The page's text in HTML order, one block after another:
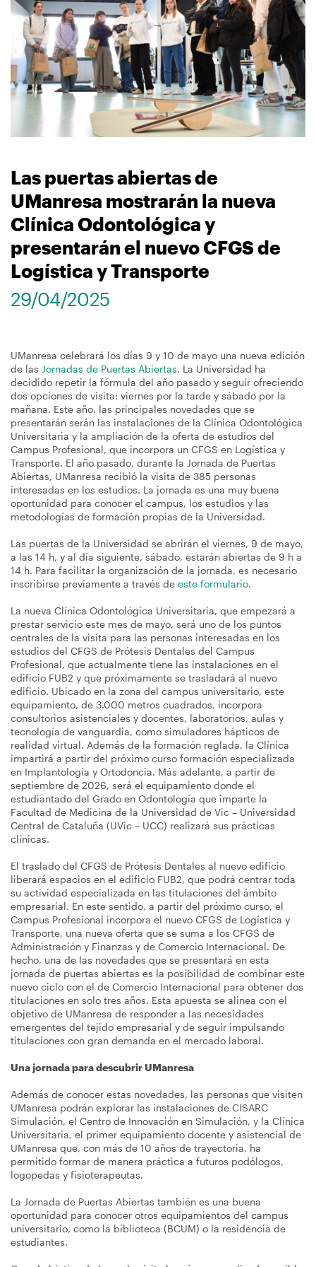
navegación
Las puertas abiertas de
UManresa mostrarán la nueva
Clínica Odontológica y
presentarán el nuevo CFGS de
Logística y Transporte
29/04/2025
UManresa celebrará los días 9 y 10 de mayo una nueva edición
de las Jornadas de Puertas Abiertas. La Universidad ha
decidido repetir la fórmula del año pasado y seguir ofreciendo
dos opciones de visita: viernes por la tarde y sábado por la
mañana. Este año, las principales novedades que se
presentarán serán las instalaciones de la Clínica Odontológica
Universitaria y la ampliación de la oferta de estudios del
Campus Profesional, que incorpora un CFGS en Logística y
Transporte. El año pasado, durante la Jornada de Puertas
Abiertas, UManresa recibió la visita de 385 personas
interesadas en los estudios. La jornada es una muy buena
oportunidad para conocer el campus, los estudios y las
metodologías de formación propias de la Universidad.
Las puertas de la Universidad se abrirán el viernes, 9 de mayo,
a las 14 h, y al día siguiente, sábado, estarán abiertas de 9 h a
14 h. Para facilitar la organización de la jornada, es necesario
inscribirse previamente a través de este formulario.
La nueva Clínica Odontológica Universitaria, que empezará a
prestar servicio este mes de mayo, será uno de los puntos
centrales de la visita para las personas interesadas en los
estudios del CFGS de Prótesis Dentales del Campus
Profesional, que actualmente tiene las instalaciones en el
edificio FUB2 y que próximamente se trasladará al nuevo
edificio. Ubicado en la zona del campus universitario, este
equipamiento, de 3.000 metros cuadrados, incorpora
consultorios asistenciales y docentes, laboratorios, aulas y
tecnología de vanguardia, como simuladores hápticos de
realidad virtual. Además de la formación reglada, la Clínica
impartirá a partir del próximo curso formación especializada
en Implantología y Ortodoncia. Más adelante, a partir de
septiembre de 2026, será el equipamiento donde el
estudiantado del Grado en Odontología que imparte la
Facultad de Medicina de la Universidad de Vic – Universidad
Central de Cataluña (UVic – UCC) realizará sus prácticas
clínicas.
El traslado del CFGS de Prótesis Dentales al nuevo edificio
liberará espacios en el edificio FUB2, que podrá centrar toda
su actividad especializada en las titulaciones del ámbito
empresarial. En este sentido, a partir del próximo curso, el
Campus Profesional incorpora el nuevo CFGS de Logística y
Transporte, una nueva oferta que se suma a los CFGS de
Administración y Finanzas y de Comercio Internacional. De
hecho, una de las novedades que se presentará en esta
jornada de puertas abiertas es la posibilidad de combinar este
nuevo ciclo con el de Comercio Internacional para obtener dos
titulaciones en solo tres años. Esta apuesta se alinea con el
objetivo de UManresa de responder a las necesidades
emergentes del tejido empresarial y de seguir impulsando
titulaciones con gran demanda en el mercado laboral.
Una jornada para descubrir UManresa
Además de conocer estas novedades, las personas que visiten
UManresa podrán explorar las instalaciones de CISARC
Simulación, el Centro de Innovación en Simulación, y la Clínica
Universitaria, el primer equipamiento docente y asistencial de
UManresa que, con más de 10 años de trayectoria, ha
permitido formar de manera práctica a futuros podólogos,
logopedas y fisioterapeutas.
La Jornada de Puertas Abiertas también es una buena
oportunidad para conocer otros equipamientos del campus
universitario, como la biblioteca (BCUM) o la residencia de
estudiantes.